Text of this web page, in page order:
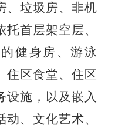
、垃圾房、非机
首层架空层、
健身房、游泳
住区食堂、住区
设施，以及嵌入
、文化艺术、